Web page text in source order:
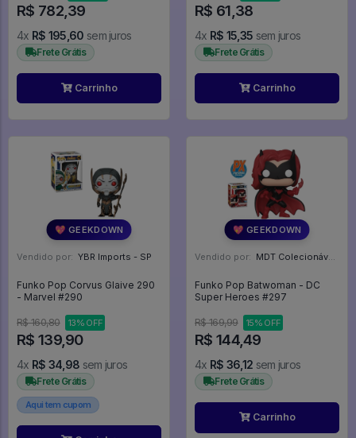
R$ 782,39
4x R$ 195,60 sem juros
Frete Grátis
Carrinho
R$ 61,38
4x R$ 15,35 sem juros
Frete Grátis
Carrinho
💖 GEEKDOWN
Vendido por: YBR Imports - SP
Funko Pop Corvus Glaive 290
- Marvel #290
R$ 160,80 13% OFF
R$ 139,90
4x R$ 34,98 sem juros
Frete Grátis
Aqui tem cupom
💖 GEEKDOWN
Vendido por: MDT Colecionáveis - DF
Funko Pop Batwoman - DC
Super Heroes #297
R$ 169,99 15% OFF
R$ 144,49
4x R$ 36,12 sem juros
Frete Grátis
Carrinho